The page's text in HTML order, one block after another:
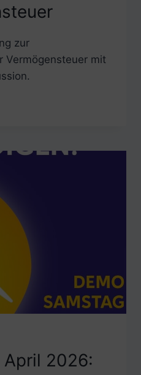
zur
Vermögensteuer mit
April 2026: